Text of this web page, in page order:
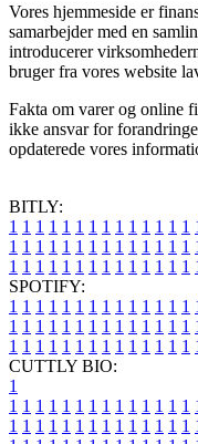
Vores hjemmeside er
samarbejder med en
introducerer
bruger fra vores website
Fakta om varer og online
ikke ansvar for
opdaterede vores
BITLY:
1 1 1 1 1 1 1 1 1 1 1 1 1 1
1 1 1 1 1 1 1 1 1 1 1 1 1 1
1 1 1 1 1 1 1 1 1 1 1 1 1 1
SPOTIFY:
1 1 1 1 1 1 1 1 1 1 1 1 1 1
1 1 1 1 1 1 1 1 1 1 1 1 1 1
1 1 1 1 1 1 1 1 1 1 1 1 1 1
CUTTLY BIO:
1
1 1 1 1 1 1 1 1 1 1 1 1 1 1
1 1 1 1 1 1 1 1 1 1 1 1 1 1